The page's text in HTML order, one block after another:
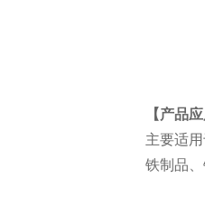
【产品
主要适
铁制品